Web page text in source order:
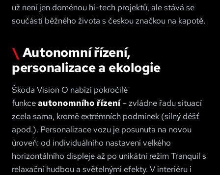
už není jen doménou hi-tech projektů, ale stává se
součástí běžného života s českou značkou na kapotě.
Autonomní řízení,
personalizace a ekologie
Škoda Vision O nabízí pokročilé
funkceautonomního řízení– zvládne řadu situací
zcela sama, kromě extrémních podmínek (silný déšť
apod.). Personalizace vozu je posunuta na novou
úroveň: od individuálního nastavení velkého
horizontálního displeje až po unikátní režim Tranquil s
relaxační hudbou a světelnými efekty. V interiéru i